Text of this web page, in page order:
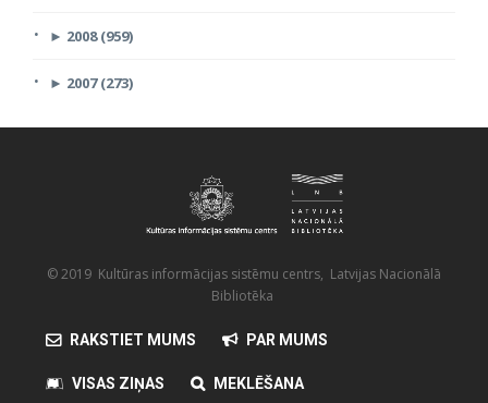
► 2008 (959)
► 2007 (273)
© 2019 Kultūras informācijas sistēmu centrs, Latvijas Nacionālā
Bibliotēka
RAKSTIET MUMS PAR MUMS
VISAS ZIŅAS MEKLĒŠANA